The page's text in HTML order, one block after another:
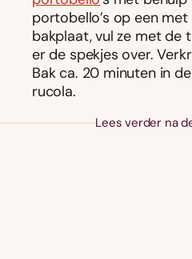
portobello’s op een
bakplaat, vul ze met de
er de spekjes over.
Bak ca. 20 minuten in
rucola.
Lees verder na